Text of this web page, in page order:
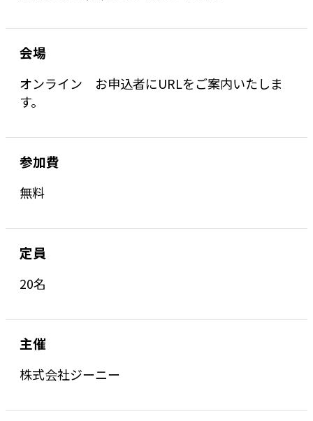
会場
オンライン お申込者にURLをご案内いたしま
す。
参加費
無料
定員
20名
主催
株式会社ジーニー